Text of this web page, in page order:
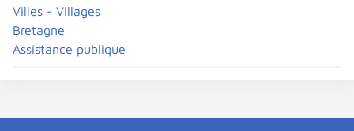
Villes - Villages
Bretagne
Assistance publique